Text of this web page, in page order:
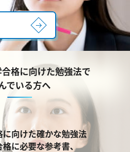
格に向けた勉強法で
でいる方へ
に向けた確かな勉強法
格に必要な参考書、